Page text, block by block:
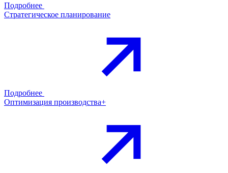
Подробнее
Стратегическое планирование
Подробнее
Оптимизация производства+